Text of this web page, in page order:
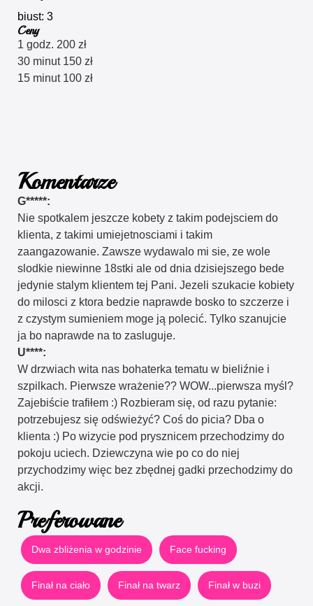
biust: 3
Ceny
1 godz. 200 zł
30 minut 150 zł
15 minut 100 zł
Komentarze
G*****:
Nie spotkalem jeszcze kobety z takim podejsciem do
klienta, z takimi umiejetnosciami i takim
zaangazowanie. Zawsze wydawalo mi sie, ze wole
slodkie niewinne 18stki ale od dnia dzisiejszego bede
jedynie stalym klientem tej Pani. Jezeli szukacie kobiety
do milosci z ktora bedzie naprawde bosko to szczerze i
z czystym sumieniem moge ją polecić. Tylko szanujcie
ja bo naprawde na to zasluguje.
U****:
W drzwiach wita nas bohaterka tematu w bieliźnie i
szpilkach. Pierwsze wrażenie?? WOW...pierwsza myśl?
Zajebiście trafiłem :) Rozbieram się, od razu pytanie:
potrzebujesz się odświeżyć? Coś do picia? Dba o
klienta :) Po wizycie pod prysznicem przechodzimy do
pokoju uciech. Dziewczyna wie po co do niej
przychodzimy więc bez zbędnej gadki przechodzimy do
akcji.
Preferowane
Dwa zbliżenia w godzinie Face fucking
Finał na ciało Finał na twarz Finał w buzi